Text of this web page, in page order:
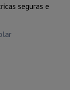
seguras e